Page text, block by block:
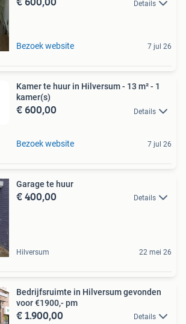
Details
Bezoek website 7 jul 26
Kamer te huur in Hilversum - 13 m² - 1
kamer(s)
€ 600,00 Details
Bezoek website 7 jul 26
Garage te huur
€ 400,00 Details
Hilversum 22 mei 26
Bedrijfsruimte in Hilversum gevonden
voor €1900,- pm
€ 1.900,00 Details